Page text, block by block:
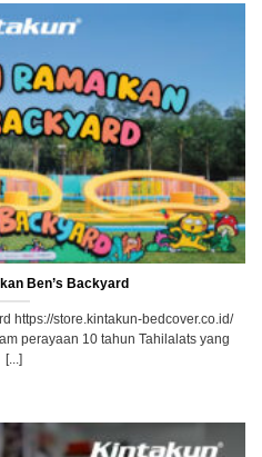
Ben’s Backyard
https://store.kintakun-bedcover.co.id/
perayaan 10 tahun Tahilalats yang
[...]